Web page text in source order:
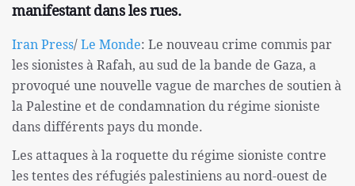
manifestant dans les rues.
Iran Press/Le Monde: Le nouveau crime commis par
les sionistes à Rafah, au sud de la bande de Gaza, a
provoqué une nouvelle vague de marches de soutien à
la Palestine et de condamnation du régime sioniste
dans différents pays du monde.
Les attaques à la roquette du régime sioniste contre
les tentes des réfugiés palestiniens au nord-ouest de